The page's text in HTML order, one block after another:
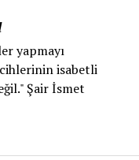
yapmayı
isabetli
Şair İsmet